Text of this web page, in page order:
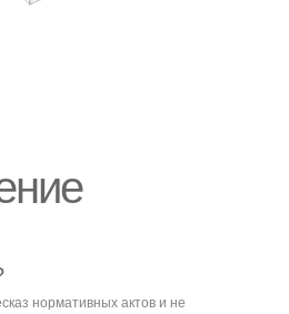
нормативных актов и не